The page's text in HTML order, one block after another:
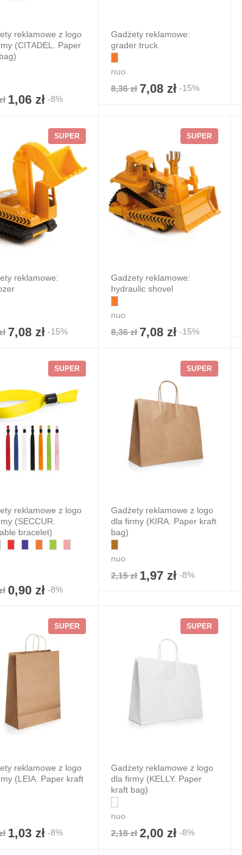
reklamowe z logo
(CITADEL. Paper
1,06 zł-8%
Gadżety reklamowe:
grader truck
nuo
8,36 zł 7,08 zł -15%
SUPER
reklamowe:
7,08 zł-15%
SUPER
Gadżety reklamowe:
hydraulic shovel
nuo
8,36 zł 7,08 zł -15%
SUPER
reklamowe z logo
(SECCUR.
bracelet)
0,90 zł-8%
SUPER
Gadżety reklamowe z logo
dla firmy (KIRA. Paper kraft
bag)
nuo
2,15 zł 1,97 zł -8%
SUPER
reklamowe z logo
(LEIA. Paper kraft
1,03 zł-8%
SUPER
Gadżety reklamowe z logo
dla firmy (KELLY. Paper
kraft bag)
nuo
2,18 zł 2,00 zł -8%
4,20 zł